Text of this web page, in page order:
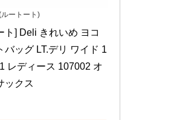
ルートート)
ト] Deli きれいめ ヨコ
バッグ LT.デリ ワイド 1
レディース 107002 オ
ックス